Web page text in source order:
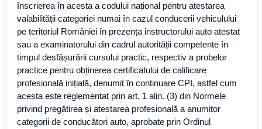
înscrierea în acesta a codului național pentru atestarea
valabilității categoriei numai în cazul conducerii vehiculului
pe teritoriul României în prezența instructorului auto atestat
sau a examinatorului din cadrul autorității competente în
timpul desfășurării cursului practic, respectiv a probelor
practice pentru obținerea certificatului de calificare
profesională inițială, denumit în continuare CPI, astfel cum
acesta este reglementat prin art. 1 alin. (3) din Normele
privind pregătirea și atestarea profesională a anumitor
categorii de conducători auto, aprobate prin Ordinul